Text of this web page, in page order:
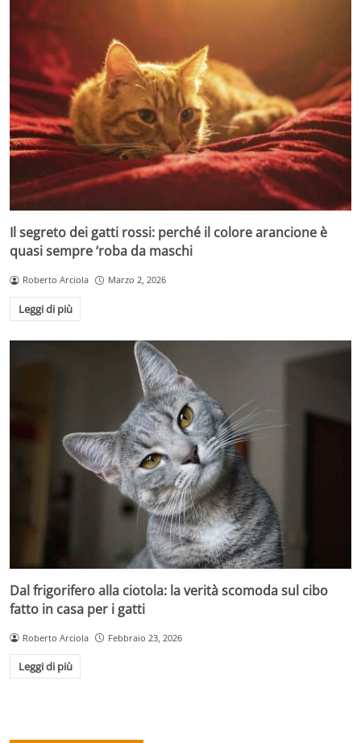
Il segreto dei gatti rossi: perché il colore arancione è
quasi sempre ‘roba da maschi
Roberto Arciola Marzo 2, 2026
Leggi di più
Dal frigorifero alla ciotola: la verità scomoda sul cibo
fatto in casa per i gatti
Roberto Arciola Febbraio 23, 2026
Leggi di più